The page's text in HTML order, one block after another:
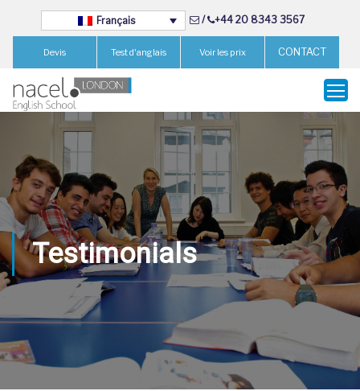
Français / +44 20 8343 3567
Devis Test d'anglais Voir les prix CONTACT
Testimonials